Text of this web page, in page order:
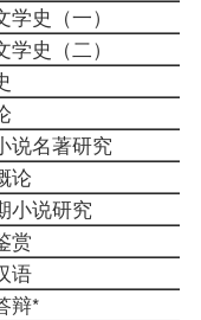
史（一）
史（二）
说名著研究
论
小说研究
赏
语
辩*